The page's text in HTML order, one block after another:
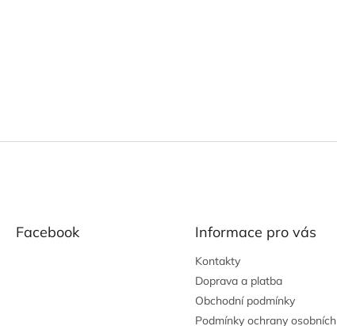
Facebook Informace pro vás
Kontakty
Doprava a platba
Obchodní podmínky
Podmínky ochrany osobních